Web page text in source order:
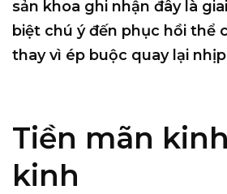
sản khoa ghi nhận đây là
biệt chú ý đến phục hồi thể
thay vì ép buộc quay lại
Tiền mãn
kinh